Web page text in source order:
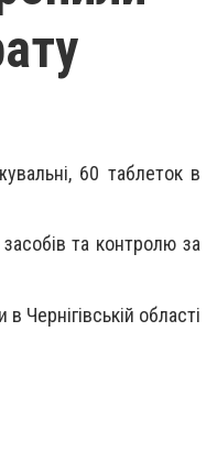
60 таблеток в
та контролю за
Чернігівській області